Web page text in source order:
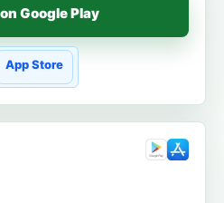
Google Play
App Store